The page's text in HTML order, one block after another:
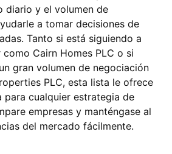
diario y el volumen de
a tomar decisiones de
Tanto si está siguiendo a
Cairn Homes PLC o si
gran volumen de negociación
PLC, esta lista le ofrece
para cualquier estrategia de
empresas y manténgase al
del mercado fácilmente.